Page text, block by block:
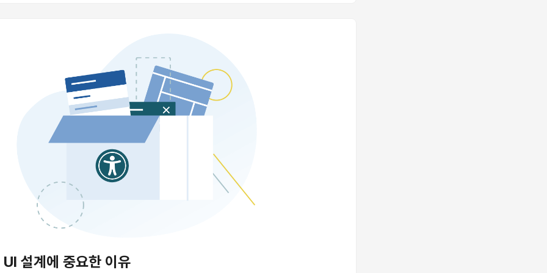
설계에 중요한 이유